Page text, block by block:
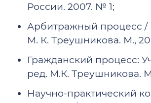
России. 2007. № 1;
Арбитражный процесс /
М. К. Треушникова. М.,
Гражданский процесс:
ред. М.К. Треушникова.
Научно-практический